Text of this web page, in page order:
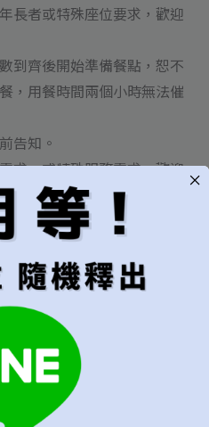
長者或特殊座位要求，歡迎
到齊後開始準備餐點，恕不
，用餐時間兩個小時無法催
告知。
求、或特殊服務需求，歡迎
服務費$NT500，1.5L葡萄酒
。
閱上述訂位說明，謝謝您的
（訂位日期必須大於10天以上，10天內請